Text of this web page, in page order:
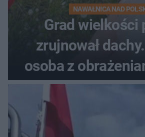
NAWAŁNICA NAD
Grad wielkości
zrujnował
osoba z
do